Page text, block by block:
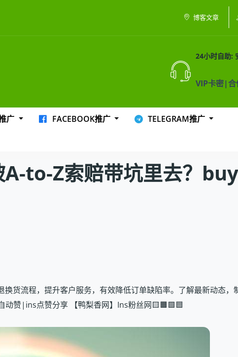
博客文章
24小时自助:
VIP卡密|合
广 FACEBOOK推广
TELEGRAM推广
to-Z索赔带坑里去？
流程，提升客户服务，有效降低订单缺陷率。了解最新动态，
赞|ins点赞分享 【鸭梨香网】Ins粉丝网🟨🟧🟩🟦